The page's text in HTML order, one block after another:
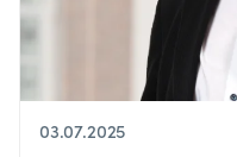
03.07.2025